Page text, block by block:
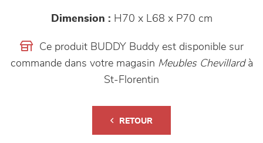
Dimension : H70 x L68 x P70 cm
Ce produit BUDDY Buddy est disponible sur
commande dans votre magasin Meubles Chevillardà
St-Florentin
RETOUR